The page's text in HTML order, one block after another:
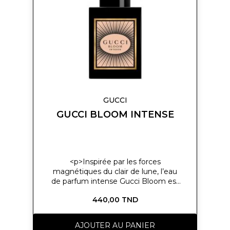
GUCCI
GUCCI BLOOM INTENSE
<p>Inspirée par les forces
magnétiques du clair de lune, l’eau
de parfum intense Gucci Bloom est
l’esprit créatif et encourage chacun
l’authenticité de notre personnalité.
440,00 TND
AJOUTER AU PANIER